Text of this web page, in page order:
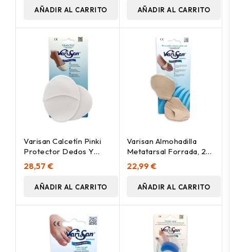
AÑADIR AL CARRITO AÑADIR AL CARRITO
Varisan Calcetín Pinki
Protector Dedos Y
Metatarsos, 1 Par
28,57 €
AÑADIR AL CARRITO
Varisan Almohadilla
Metatarsal Forrada, 2
Uds
22,99 €
AÑADIR AL CARRITO